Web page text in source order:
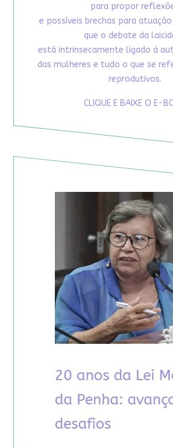
para propor
e possíveis brechas para
que o debate da
está intrinsecamente ligado à
das mulheres e tudo o que se
reprodutivos.
CLIQUE E BAIXE O E-